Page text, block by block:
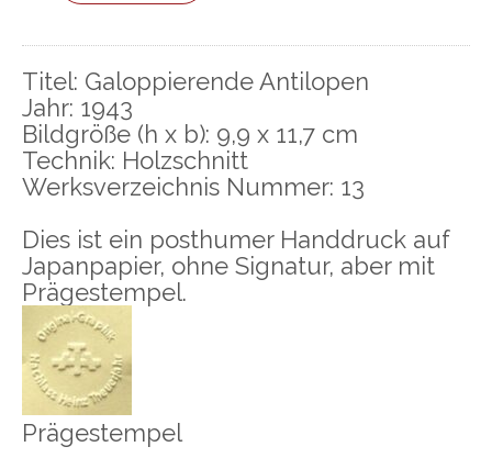
Titel: Galoppierende Antilopen
Jahr: 1943
Bildgröße (h x b): 9,9 x 11,7 cm
Technik: Holzschnitt
Werksverzeichnis Nummer: 13
Dies ist ein posthumer Handdruck auf
Japanpapier, ohne Signatur, aber mit
Prägestempel.
Prägestempel